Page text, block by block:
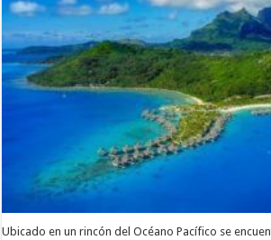
Ubicado en un rincón del Océano Pacífico se